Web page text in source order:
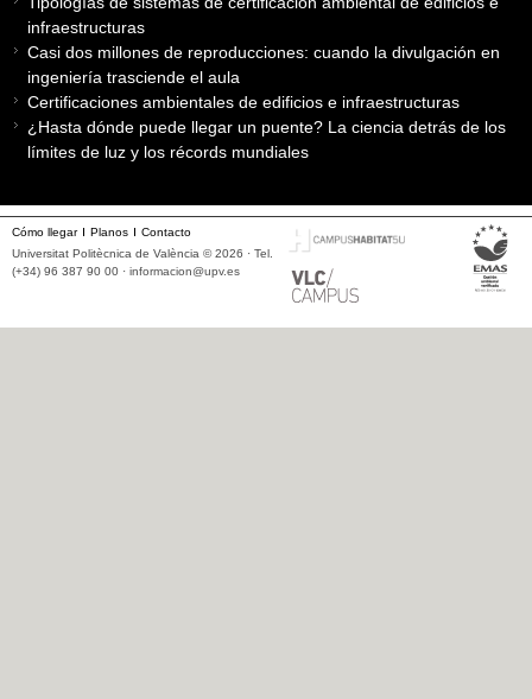
infraestructuras
Casi dos millones de reproducciones: cuando la divulgación en
ingeniería trasciende el aula
Certificaciones ambientales de edificios e infraestructuras
¿Hasta dónde puede llegar un puente? La ciencia detrás de los
límites de luz y los récords mundiales
Cómo llegar Planos
Contacto
Universitat Politècnica de València © 2026 · Tel.
(+34) 96 387 90 00 · informacion@upv.es